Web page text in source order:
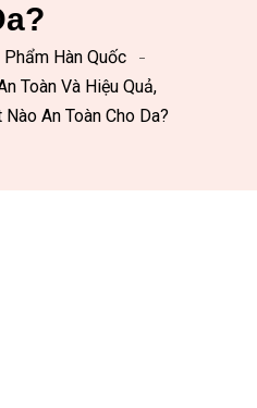
Phẩm Hàn Quốc
Toàn Và Hiệu Quả,
An Toàn Cho Da?